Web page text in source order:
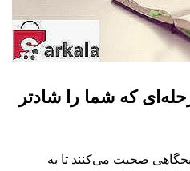
عصرگاهی ۵ مرحله‌ای که شما را شادتر
صحبت می‌کنند تا به